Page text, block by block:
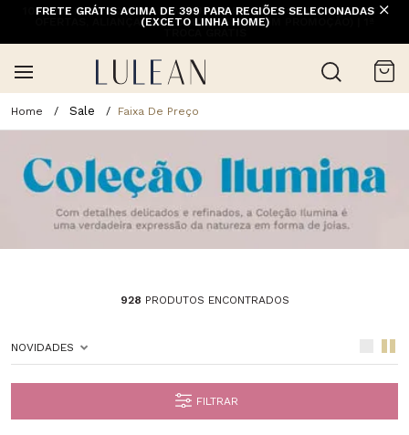
FRETE GRÁTIS ACIMA DE 399 PARA REGIÕES SELECIONADAS
(EXCETO LINHA HOME)
Sale Faixa De Preço
928 PRODUTOS ENCONTRADOS
NOVIDADES
FILTRAR